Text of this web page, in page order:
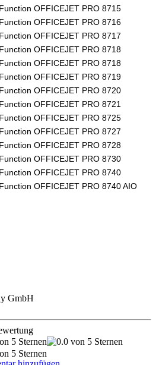
OFFICEJET PRO 8715
OFFICEJET PRO 8716
OFFICEJET PRO 8717
OFFICEJET PRO 8718
OFFICEJET PRO 8718
OFFICEJET PRO 8719
OFFICEJET PRO 8720
OFFICEJET PRO 8721
OFFICEJET PRO 8725
OFFICEJET PRO 8727
OFFICEJET PRO 8728
OFFICEJET PRO 8730
OFFICEJET PRO 8740
OFFICEJET PRO 8740 AIO
GmbH